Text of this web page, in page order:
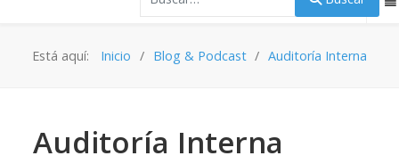
Está aquí: Inicio Blog & Podcast Auditoría Interna
Auditoría Interna